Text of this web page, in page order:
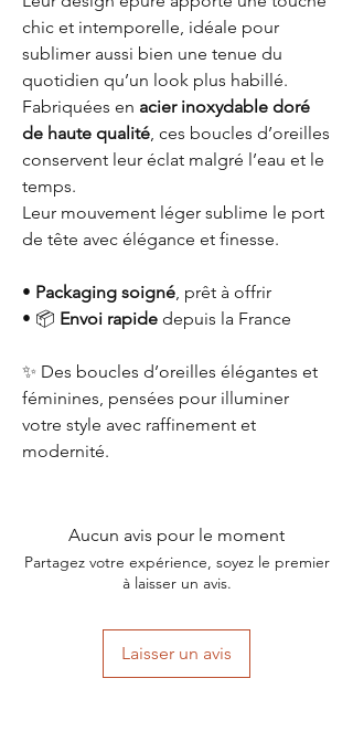
chic et intemporelle, idéale pour
sublimer aussi bien une tenue du
quotidien qu’un look plus habillé.
Fabriquées en acier inoxydable doré
de haute qualité, ces boucles d’oreilles
conservent leur éclat malgré l’eau et le
temps.
Leur mouvement léger sublime le port
de tête avec élégance et finesse.
• Packaging soigné, prêt à offrir
• 📦 Envoi rapide depuis la France
✨ Des boucles d’oreilles élégantes et
féminines, pensées pour illuminer
votre style avec raffinement et
modernité.
Aucun avis pour le moment
Partagez votre expérience, soyez le premier
à laisser un avis.
Laisser un avis